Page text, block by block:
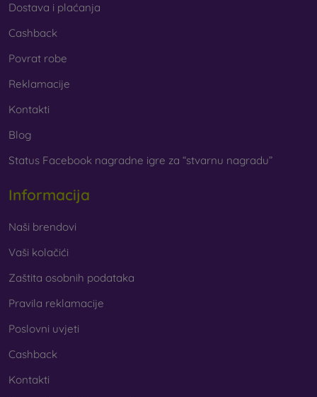
Dostava i plaćanja
Cashback
Povrat robe
Reklamacije
Kontakti
Blog
Status Facebook nagradne igre za “stvarnu nagradu”
Informacija
Naši brendovi
Vaši kolačići
Zaštita osobnih podataka
Pravila reklamacije
Poslovni uvjeti
Cashback
Kontakti